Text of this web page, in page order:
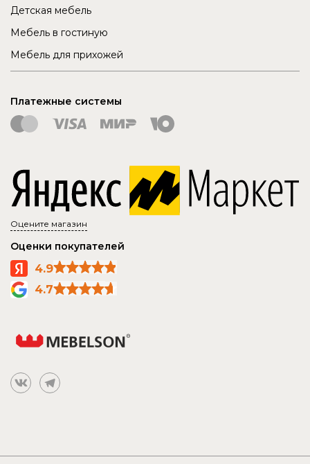
Детская мебель
Мебель в гостиную
Мебель для прихожей
Платежные системы
Оцените магазин
Оценки покупателей
4.9
4.7